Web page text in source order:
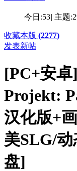
今日:53| 主题:
收藏本版 (2277)
发表新帖
[PC+安
Projekt:
汉化版+
美SLG/动
盘]